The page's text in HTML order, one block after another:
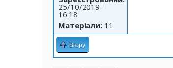
25/10/2019 -
16:18
Матеріали: 11
Вгору